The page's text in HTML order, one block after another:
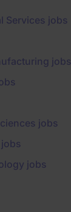
Services jobs
jobs
jobs
jobs